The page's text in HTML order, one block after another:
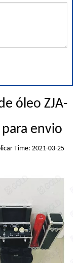
óleo ZJA-
envio
Time: 2021-03-25